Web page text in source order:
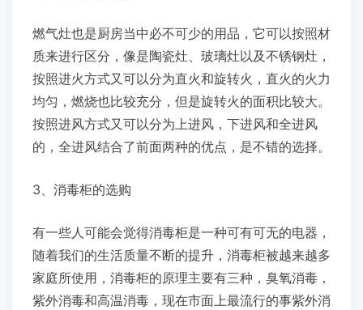
燃气灶也是厨房当中必不可少的用品，它可以按照材
质来进行区分，像是陶瓷灶、玻璃灶以及不锈钢灶，
按照进火方式又可以分为直火和旋转火，直火的火力
均匀，燃烧也比较充分，但是旋转火的面积比较大。
按照进风方式又可以分为上进风，下进风和全进风
的，全进风结合了前面两种的优点，是不错的选择。
3、消毒柜的选购
有一些人可能会觉得消毒柜是一种可有可无的电器，
随着我们的生活质量不断的提升，消毒柜被越来越多
家庭所使用，消毒柜的原理主要有三种，臭氧消毒，
紫外消毒和高温消毒，现在市面上最流行的事紫外消